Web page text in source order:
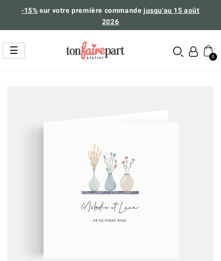
-15% sur votre première commandejusqu'au 15 août
2026
Basculer
la
navigation
☰